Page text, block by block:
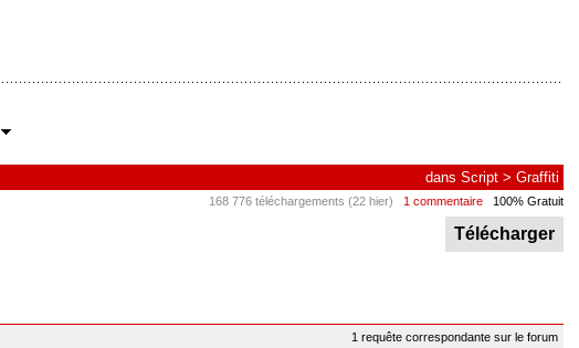
dans Script > Graffiti
168 776 téléchargements (22 hier) 1 commentaire 100% Gratuit
Télécharger
1 requête correspondante sur le forum